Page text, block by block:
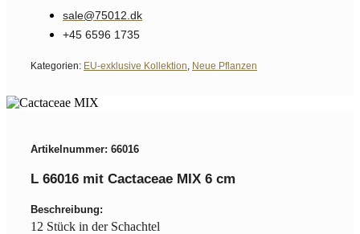
sale@75012.dk
+45 6596 1735
Kategorien: EU-exklusive Kollektion Neue Pflanzen
Artikelnummer: 66016
L 66016 mit Cactaceae MIX 6 cm
Beschreibung:
12 Stück in der Schachtel